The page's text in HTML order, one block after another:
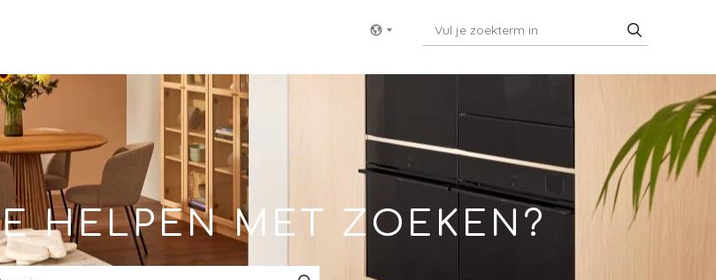
Show menu
HELPEN MET ZOEKEN?